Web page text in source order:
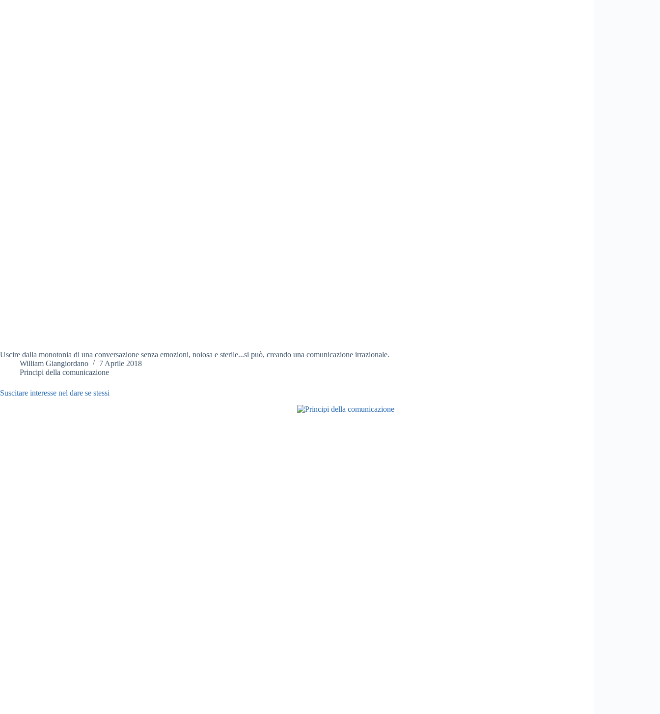
Uscire dalla monotonia di una conversazione senza emozioni, noiosa e sterile...si può, creando una comunicazione irrazionale.
William Giangiordano
7 Aprile 2018
Principi della comunicazione
Suscitare interesse nel dare se stessi